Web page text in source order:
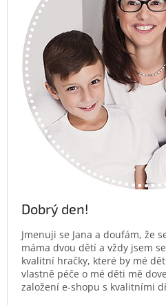
Dobrý den!
Jmenuji se Jana a doufám, že
máma dvou dětí a vždy jsem
kvalitní hračky, které by mé
vlastně péče o mé děti mě
založení e-shopu s kvalitními